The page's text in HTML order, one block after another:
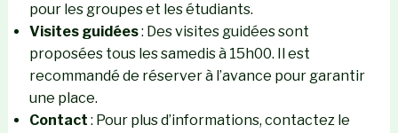
pour les groupes et les étudiants.
Visites guidées: Des visites guidées sont
proposées tous les samedis à 15h00. Il est
recommandé de réserver à l’avance pour garantir
une place.
Contact : Pour plus d’informations, contactez le